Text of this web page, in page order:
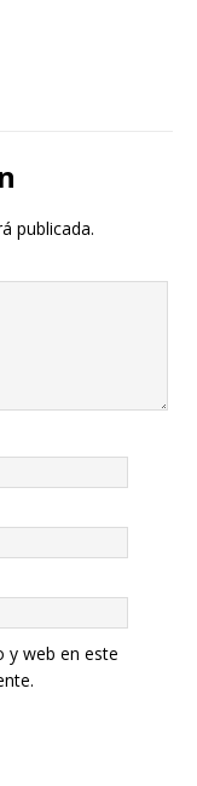
publicada.
y web en este